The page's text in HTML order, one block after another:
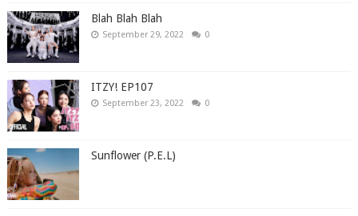
Blah Blah Blah
September 29, 2022 0
ITZY! EP107
September 23, 2022 0
Sunflower (P.E.L)